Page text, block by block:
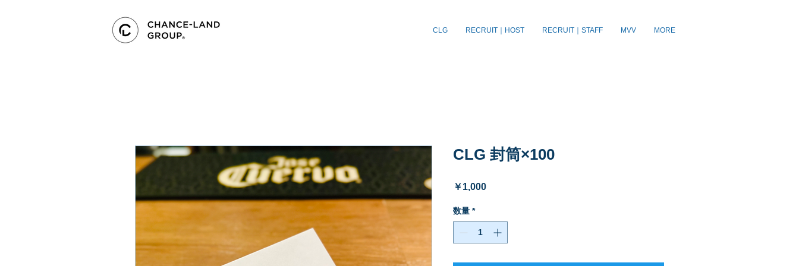
CLG RECRUIT｜HOST RECRUIT｜STAFF MVV MORE
CLG 封筒×100
￥1,000価
数量 *